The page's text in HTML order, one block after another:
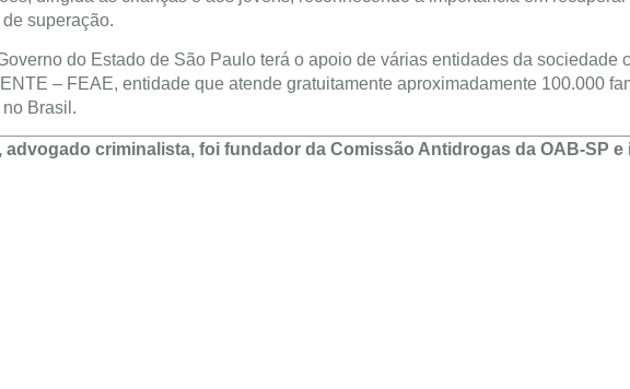
superação.
do Estado de São Paulo terá o apoio de várias entidades da sociedade
– FEAE, entidade que atende gratuitamente aproximadamente 100.000
Brasil.
advogado criminalista, foi fundador da Comissão Antidrogas da OAB-SP e